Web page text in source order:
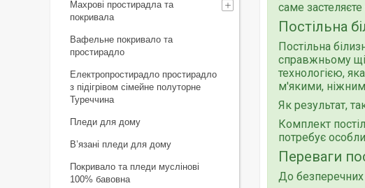
саме
Постільна
Постільна
справжньому
технологією,
м'якими,
Як результат,
Комплект
потребує
Переваги
До
Махрові простирадла та
покривала
Вафельне покривало та
простирадло
Електропростирадло простирадло
з підігрівом сімейне полуторне
Туреччина
Пледи для дому
В’язані пледи для дому
Покривало та пледи муслінові
100% бавовна